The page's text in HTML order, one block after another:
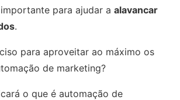
para ajudar a alavancar
.
para aproveitar ao máximo os
de marketing?
o que é automação de